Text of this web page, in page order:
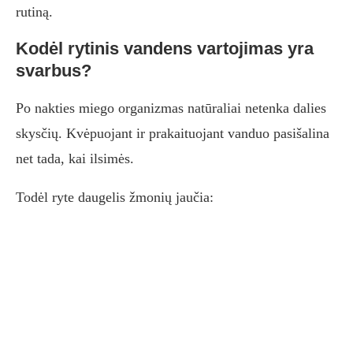
rutiną.
Kodėl rytinis vandens vartojimas yra
svarbus?
Po nakties miego organizmas natūraliai netenka dalies
skysčių. Kvėpuojant ir prakaituojant vanduo pasišalina
net tada, kai ilsimės.
Todėl ryte daugelis žmonių jaučia: